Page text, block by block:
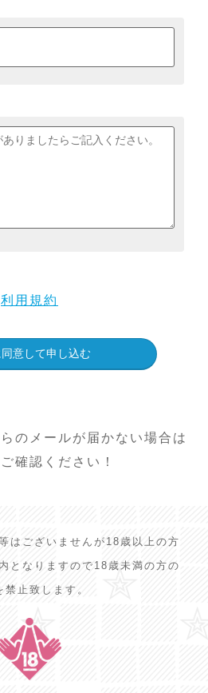
利用規約
のメールが届かない場合は
確認ください！
はございませんが18歳以上の方
となりますので18歳未満の方の
禁止致します。